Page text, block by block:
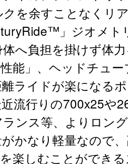
を余すことなくリ
」ジオメト
へ負担を掛けず体
能」、ヘッドチュ
ライドが楽になる
流行りの700x25や
ンス等、よりロン
かなり軽量なので
楽しむことができ